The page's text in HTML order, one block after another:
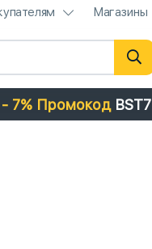
Магазины
- 7% Промокод BST7